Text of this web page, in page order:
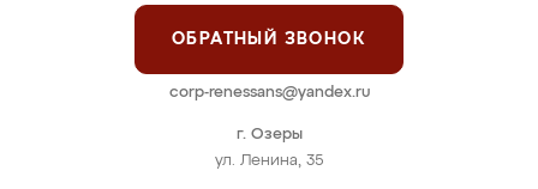
г. Озеры
ул. Ленина, 35
ОБРАТНЫЙ ЗВОНОК
corp-renessans@yandex.ru